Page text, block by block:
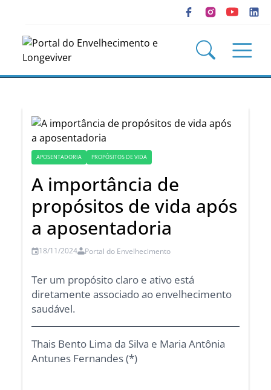
APOSENTADORIA PROPÓSITOS DE VIDA
A importância de
propósitos de vida após
a aposentadoria
18/11/2024 Portal do Envelhecimento
Ter um propósito claro e ativo está
diretamente associado ao envelhecimento
saudável.
Thais Bento Lima da Silva e Maria Antônia
Antunes Fernandes (*)